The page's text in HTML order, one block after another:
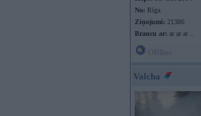
No: Rīga
Ziņojumi: 21386
Braucu ar: ar ar ar ..
Valcha